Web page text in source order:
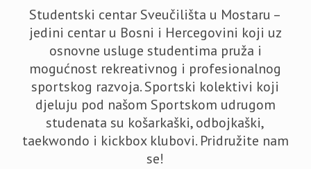
Studentski centar Sveučilišta u Mostaru –
jedini centar u Bosni i Hercegovini koji uz
osnovne usluge studentima pruža i
mogućnost rekreativnog i profesionalnog
sportskog razvoja. Sportski kolektivi koji
djeluju pod našom Sportskom udrugom
studenata su košarkaški, odbojkaški,
taekwondo i kickbox klubovi. Pridružite nam
se!